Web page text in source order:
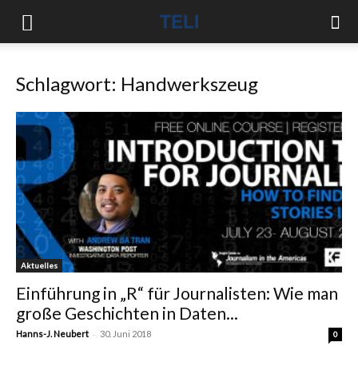
Schlagwort: Handwerkszeug
Aktuelles
Einführung in „R“ für Journalisten: Wie man
große Geschichten in Daten...
Hanns-J. Neubert - 30. Juni 2018 0